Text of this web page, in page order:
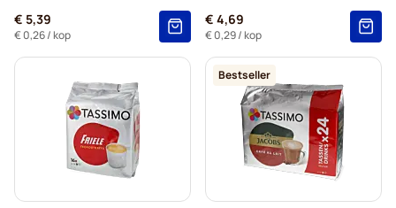
€ 5,39
€ 0,26/ kop
€ 4,69
€ 0,29/ kop
Bestseller